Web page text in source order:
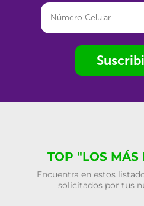
TOP "LOS MÁS
Encuentra en estos
solicitados por tus